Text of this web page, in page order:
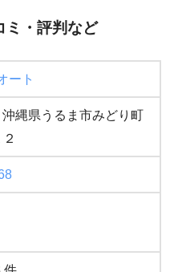
ミ・評判など
ート
縄県うるま市みどり町